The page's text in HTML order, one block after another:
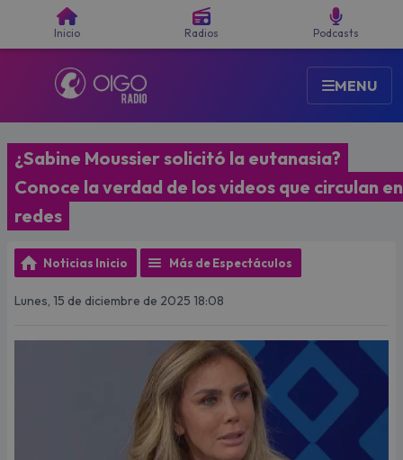
Inicio Radios Podcasts
MENU
¿Sabine Moussier solicitó la eutanasia?
Conoce la verdad de los videos que circulan en
redes
Noticias Inicio Más de Espectáculos
Lunes, 15 de diciembre de 2025 18:08